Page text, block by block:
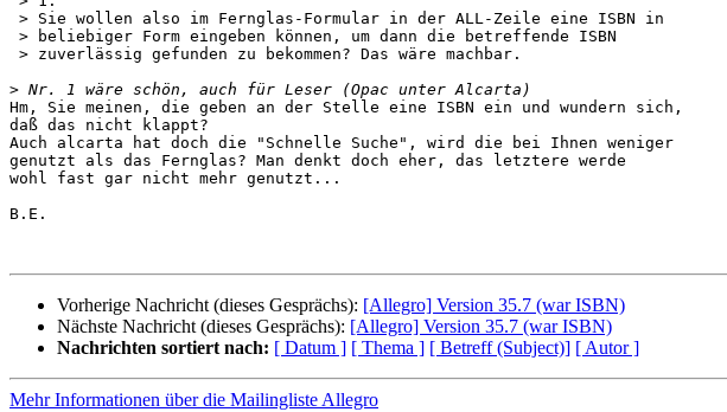
>
Hm, Sie meinen, die geben an der Stelle eine ISBN ein und wundern sich,
daß das nicht klappt?
Auch alcarta hat doch die "Schnelle Suche", wird die bei Ihnen weniger
genutzt als das Fernglas? Man denkt doch eher, das letztere werde
wohl fast gar nicht mehr genutzt...
B.E.
Vorherige Nachricht (dieses Gesprächs): [Allegro] Version 35.7 (war ISBN)
Nächste Nachricht (dieses Gesprächs): [Allegro] Version 35.7 (war ISBN)
Nachrichten sortiert nach: [ Datum ] [ Thema ] [ Betreff (Subject)] [ Autor ]
Mehr Informationen über die Mailingliste Allegro